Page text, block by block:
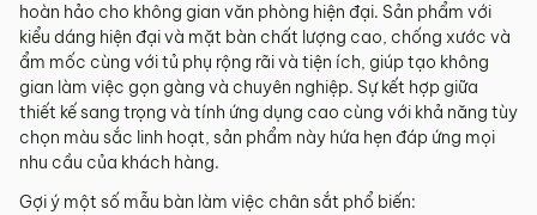
hoàn hảo cho không gian văn phòng hiện đại. Sản phẩm với
kiểu dáng hiện đại và mặt bàn chất lượng cao, chống xước và
ẩm mốc cùng với tủ phụ rộng rãi và tiện ích, giúp tạo không
gian làm việc gọn gàng và chuyên nghiệp. Sự kết hợp giữa
thiết kế sang trọng và tính ứng dụng cao cùng với khả năng tùy
chọn màu sắc linh hoạt, sản phẩm này hứa hẹn đáp ứng mọi
nhu cầu của khách hàng.
Gợi ý một số mẫu bàn làm việc chân sắt phổ biến: